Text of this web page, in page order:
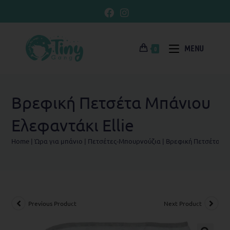
0 MENU
Βρεφική Πετσέτα Μπάνιου
Eλεφαντάκι Ellie
Home |Ώρα για μπάνιο | Πετσέτες-Μπουρνούζια | Βρεφική Πετσέτα
Previous Product Next Product